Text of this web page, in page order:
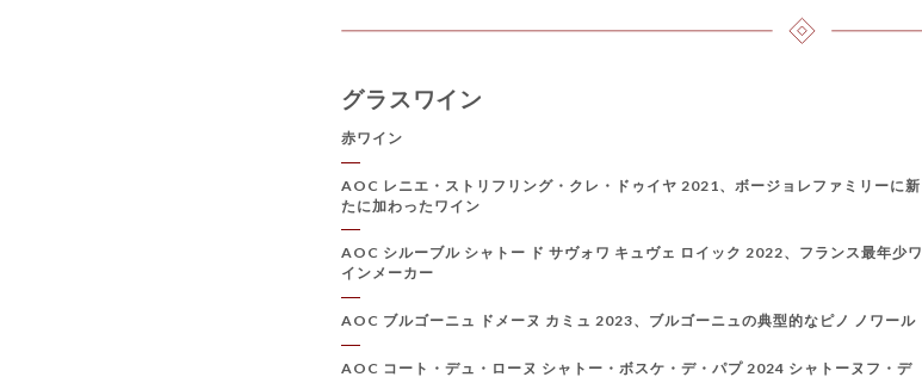
グラスワイン
赤ワイン
AOC レニエ・ストリフリング・クレ・ドゥイヤ 2021、ボージョレファミリーに新
たに加わったワイン
AOC シルーブル シャトー ド サヴォワ キュヴェ ロイック 2022、フランス最年少ワ
インメーカー
AOC ブルゴーニュ ドメーヌ カミュ 2023、ブルゴーニュの典型的なピノ ノワール
AOC コート・デュ・ローヌ シャトー・ボスケ・デ・パプ 2024 シャトーヌフ・デ